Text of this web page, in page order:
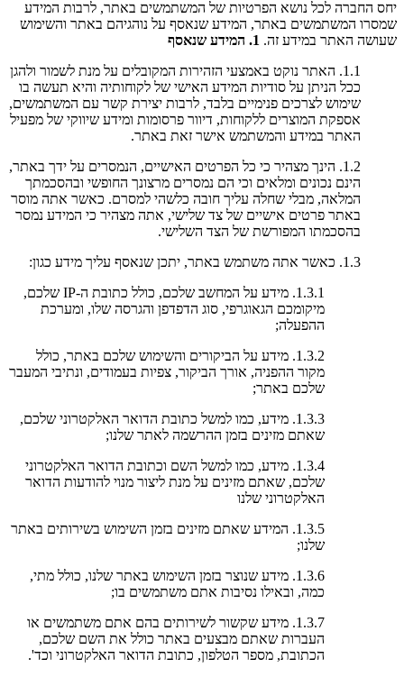
יחס החברה לכל נושא הפרטיות של המשתמשים באתר, לרבות המידע
שמסרו המשתמשים באתר, המידע שנאסף על נוהגיהם באתר והשימוש
שעושה האתר במידע זה. 1. המידע שנאסף
1.1. האתר נוקט באמצעי הזהירות המקובלים על מנת לשמור ולהגן
ככל הניתן על סודיות המידע האישי של לקוחותיה והיא תעשה בו
שימוש לצרכים פנימיים בלבד, לרבות יצירת קשר עם המשתמשים,
אספקת המוצרים ללקוחות, דיוור פרסומות ומידע שיווקי של מפעיל
האתר במידע והמשתמש אישר זאת באתר.
1.2. הינך מצהיר כי כל הפרטים האישיים, הנמסרים על ידך באתר,
הינם נכונים ומלאים וכי הם נמסרים מרצונך החופשי ובהסכמתך
המלאה, מבלי שחלה עליך חובה כלשהי למסרם. כאשר אתה מוסר
באתר פרטים אישיים של צד שלישי, אתה מצהיר כי המידע נמסר
בהסכמתו המפורשת של הצד השלישי.
1.3. כאשר אתה משתמש באתר, יתכן שנאסף עליך מידע כגון:
1.3.1. מידע על המחשב שלכם, כולל כתובת ה-IP שלכם,
מיקומכם הגאוגרפי, סוג הדפדפן והגרסה שלו, ומערכת
ההפעלה;
1.3.2. מידע על הביקורים והשימוש שלכם באתר, כולל
מקור ההפניה, אורך הביקור, צפיות בעמודים, ונתיבי המעבר
שלכם באתר;
1.3.3. מידע, כמו למשל כתובת הדואר האלקטרוני שלכם,
שאתם מזינים בזמן ההרשמה לאתר שלנו;
1.3.4. מידע, כמו למשל השם וכתובת הדואר האלקטרוני
שלכם, שאתם מזינים על מנת ליצור מנוי להודעות הדואר
האלקטרוני שלנו
1.3.5. המידע שאתם מזינים בזמן השימוש בשירותים באתר
שלנו;
1.3.6. מידע שנוצר בזמן השימוש באתר שלנו, כולל מתי,
כמה, ובאילו נסיבות אתם משתמשים בו;
1.3.7. מידע שקשור לשירותים בהם אתם משתמשים או
העברות שאתם מבצעים באתר כולל את השם שלכם,
הכתובת, מספר הטלפון, כתובת הדואר האלקטרוני וכד'.